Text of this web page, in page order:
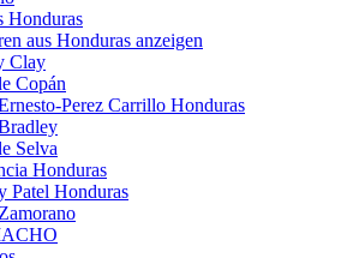
Honduras
aus Honduras anzeigen
Clay
Copán
Perez Carrillo Honduras
Selva
Honduras
Patel Honduras